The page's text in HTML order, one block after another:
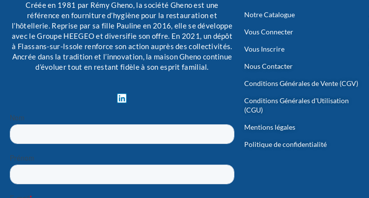
Créée en 1981 par Rémy Gheno, la société Gheno est une
référence en fourniture d’hygiène pour la restauration et
l’hôtellerie. Reprise par sa fille Pauline en 2016, elle se développe
avec le Groupe HEEGEO et diversifie son offre. En 2021, un dépôt
à Flassans-sur-Issole renforce son action auprès des collectivités.
Ancrée dans la tradition et l’innovation, la maison Gheno continue
d’évoluer tout en restant fidèle à son esprit familial.
L
i
k
d
n
Notre Catalogue
Vous Connecter
Vous Inscrire
Nous Contacter
Conditions Générales de Vente (CGV)
Conditions Générales d'Utilisation
(CGU)
Mentions légales
Politique de confidentialité